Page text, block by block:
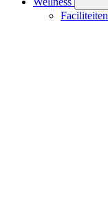
Faciliteiten